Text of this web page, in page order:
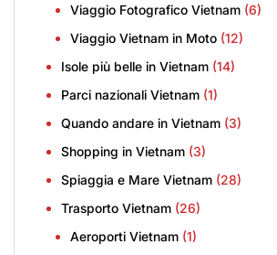
Viaggio Fotografico Vietnam (6)
Viaggio Vietnam in Moto (12)
Isole più belle in Vietnam (14)
Parci nazionali Vietnam (1)
Quando andare in Vietnam (3)
Shopping in Vietnam (3)
Spiaggia e Mare Vietnam (28)
Trasporto Vietnam (26)
Aeroporti Vietnam (1)